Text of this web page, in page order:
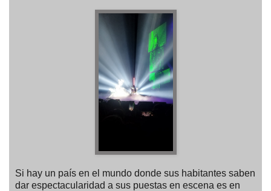
Si hay un país en el mundo donde sus habitantes saben
dar espectacularidad a sus puestas en escena es en